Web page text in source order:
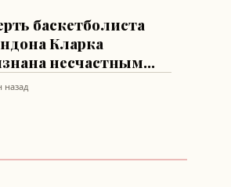
баскетболиста
Кларка
несчастным
из-за героина и
назад